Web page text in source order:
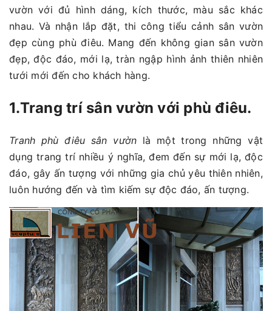
vườn với đủ hình dáng, kích thước, màu sắc khác
nhau. Và nhận lắp đặt, thi công tiểu cảnh sân vườn
đẹp cùng phù điêu. Mang đến không gian sân vườn
đẹp, độc đáo, mới lạ, tràn ngập hình ảnh thiên nhiên
tưới mới đến cho khách hàng.
1.Trang trí sân vườn với phù điêu.
Tranh phù điêu sân vườn là một trong những vật
dụng trang trí nhiều ý nghĩa, đem đến sự mới lạ, độc
đáo, gây ấn tượng với những gia chủ yêu thiên nhiên,
luôn hướng đến và tìm kiếm sự độc đáo, ấn tượng.